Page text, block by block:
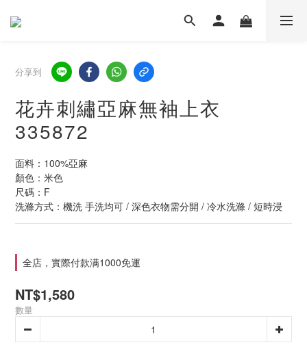
分享到
花卉刺繡亞麻無袖上衣
335872
面料：100%亞麻
顏色：米色
尺碼：F
洗滌方式：機洗 手洗均可 / 深色衣物需分開 / 冷水洗滌 / 短時浸
全店，實際付款满1000免運
NT$1,580
數量